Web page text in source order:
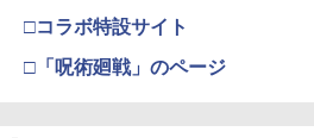
44
ZCT2J01)
□コラボ特設サイト
□「呪術廻戦」のページ